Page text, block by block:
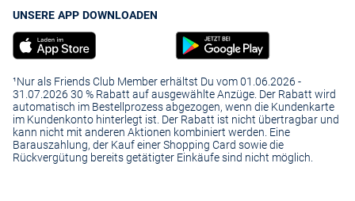
UNSERE APP DOWNLOADEN
¹Nur als Friends Club Member erhältst Du vom 01.06.2026 -
31.07.2026 30 % Rabatt auf ausgewählte Anzüge. Der Rabatt wird
automatisch im Bestellprozess abgezogen, wenn die Kundenkarte
im Kundenkonto hinterlegt ist. Der Rabatt ist nicht übertragbar und
kann nicht mit anderen Aktionen kombiniert werden. Eine
Barauszahlung, der Kauf einer Shopping Card sowie die
Rückvergütung bereits getätigter Einkäufe sind nicht möglich.